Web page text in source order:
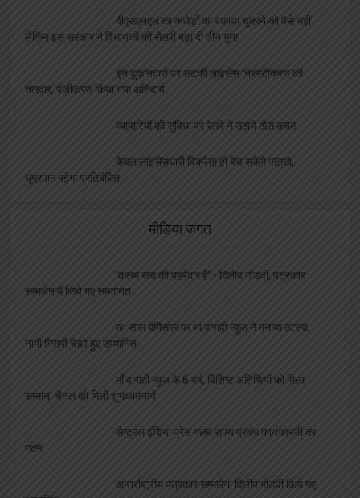
बीएसएनएल का करोड़ों का बकाया चुकाने को पैसे नहीं
लेकिन इस सरकार ने विधायकों की सेलरी बढ़ा दी तीन गुना
इन दुकानदारों पर लटकी लाइसेंस निरस्टीकरण की
तलवार, पंजीकरण किया गया अनिवार्य
व्यापारियों की सुविधा पर रेलवे ने उठाये ठोस कदम
केवल लाइसेंसधारी विक्रेता ही बेच सकेंगे पटाखे,
धूम्रपान रहेगा प्रतिबंधित
मीडिया जगत
‘कलम सच की पहरेदार है’:- दिलीप गोंडवी, पत्रकार
सम्मलेन में किये गए सम्मानित
छः साल बेमिसाल पर मां वाराही न्यूज ने मनाया उत्सव,
नामी गिरामी चेहरे हुए सम्मानित
माँ वाराही न्यूज़ के 6 वर्ष, विशिष्ट अतिथियों को मिला
सम्मान, चैनल को मिली शुभकामनायें
सेन्ट्रल इंडिया प्रेस क्लब राज्य प्रबंध कार्यकारणी का
गठन
अन्तर्राष्ट्रीय पत्रकार सम्मलेन, दिलीप गोंडवी किये गए